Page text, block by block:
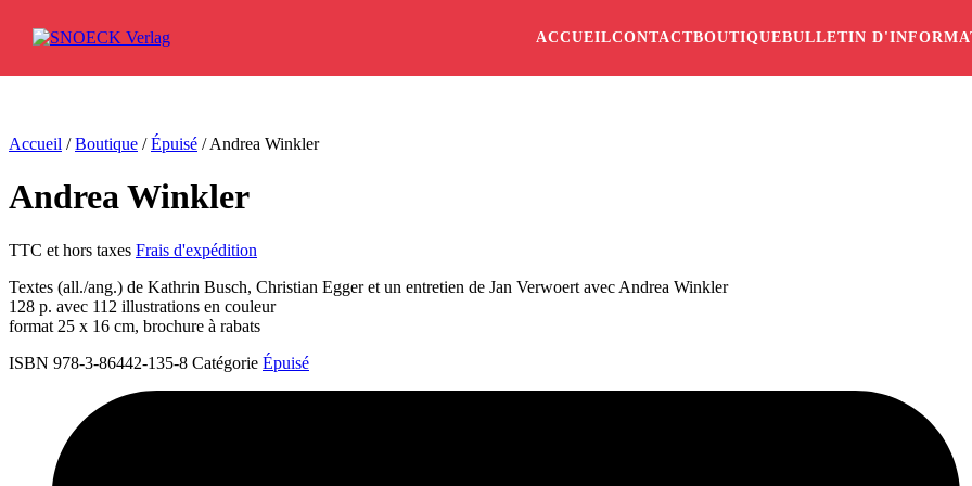
ACCUEILCONTACTBOUTIQUEBULLETIN
Accueil /Boutique /Épuisé / Andrea Winkler
Andrea Winkler
TTC et hors taxes Frais d'expédition
Textes (all./ang.) de Kathrin Busch, Christian Egger et un entretien de Jan Verwoert avec Andrea Winkler
128 p. avec 112 illustrations en couleur
format 25 x 16 cm, brochure à rabats
ISBN 978-3-86442-135-8 Catégorie Épuisé